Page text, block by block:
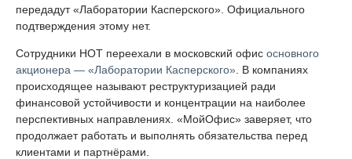
передадут «Лаборатории Касперского». Официального
подтверждения этому нет.
Сотрудники НОТ переехали в московский офис основного
акционера — «Лаборатории Касперского» . В компаниях
происходящее называют реструктуризацией ради
финансовой устойчивости и концентрации на наиболее
перспективных направлениях. «МойОфис» заверяет, что
продолжает работать и выполнять обязательства перед
клиентами и партнёрами.